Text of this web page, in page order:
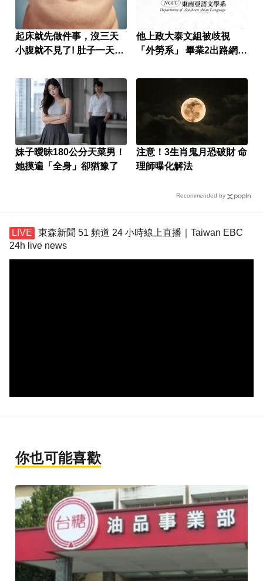
起床就先做件事，沒三天
小腹就不見了! 肚子一天天
他上政大泰文組被歧視
「外勞系」 畢業2出路網
妹子曖昧180公分天菜男！
她摸遍「全身」卻猶豫了
注意！3生肖鬼月恐破財 命
理師曝化解法
Recommended by
東森新聞 51 頻道 24 小時線上直播｜Taiwan EBC
24h live news
你也可能喜歡